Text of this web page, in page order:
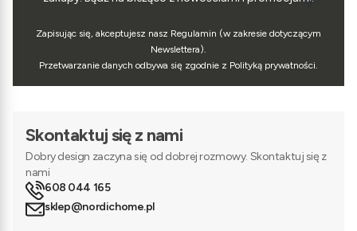
Zapisując się, akceptujesz nasz Regulamin (w zakresie dotyczącym
Newslettera).
Przetwarzanie danych odbywa się zgodnie z Polityką prywatności.
Skontaktuj się z nami
Dobry design zaczyna się od dobrej rozmowy. Skontaktuj się z
nami
608 044 165
sklep@nordichome.pl